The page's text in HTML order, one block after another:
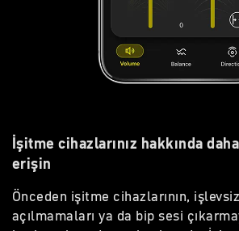
İşitme cihazlarınız hakkında
erişin
Önceden işitme cihazlarının,
açılmamaları ya da bip sesi